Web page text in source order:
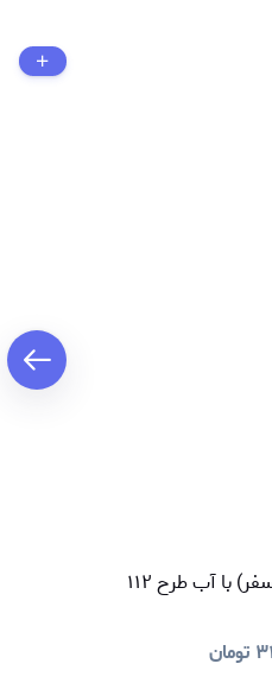
با آب طرح ۱۱۲
تومان